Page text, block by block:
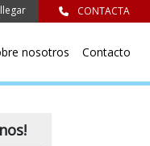
CONTACTA
nosotros Contacto